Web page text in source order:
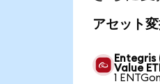
アセット
Entegris
Value
1